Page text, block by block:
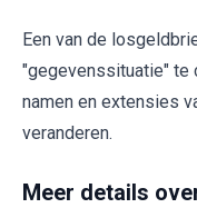
Een van de
"gegevenssituatie" te
namen en extensies
veranderen.
Meer details